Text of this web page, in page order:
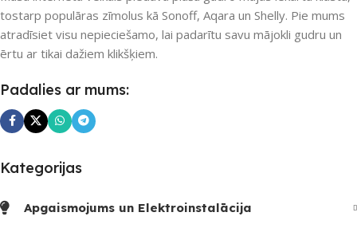
PIEEJAMS UZREIZ
UZREIZ PIEEJAMAIS
PIEEJAMS UZREIZ Jā
tostarp populāras zīmolus kā Sonoff, Aqara un Shelly. Pie mums
atradīsiet visu nepieciešamo, lai padarītu savu mājokli gudru un
ērtu ar tikai dažiem klikšķiem.
Padalies ar mums:
Kategorijas
Apgaismojums un Elektroinstalācija